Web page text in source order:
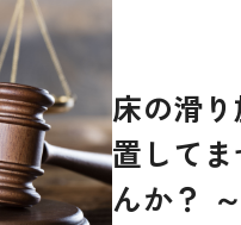
床の滑
置して
んか？